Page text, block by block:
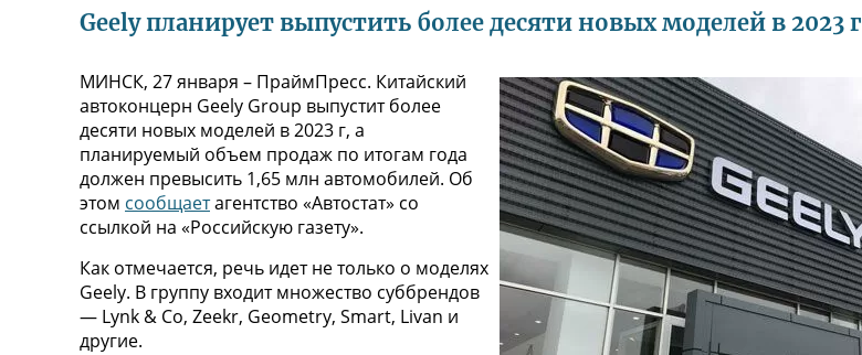
Geely планирует выпустить более десяти новых моделей в 2023 г
МИНСК, 27 января – ПраймПресс. Китайский
автоконцерн Geely Group выпустит более
десяти новых моделей в 2023 г, а
планируемый объем продаж по итогам года
должен превысить 1,65 млн автомобилей. Об
этом сообщаетагентство «Автостат» со
ссылкой на «Российскую газету».
Как отмечается, речь идет не только о моделях
Geely. В группу входит множество суббрендов
— Lynk & Co, Zeekr, Geometry, Smart, Livan и
другие.